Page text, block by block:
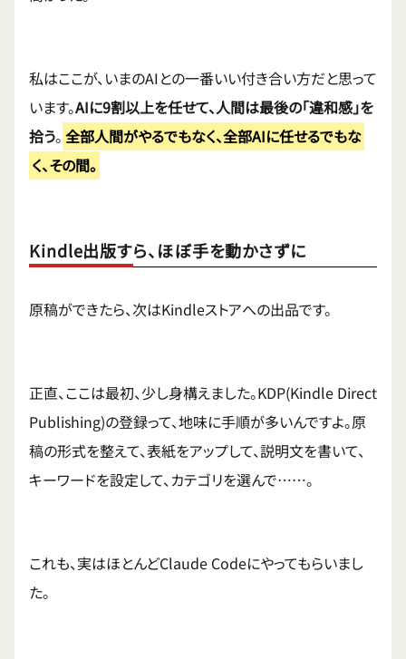
私はここが、いまのAIとの一番いい付き合い方だと思って
います。AIに9割以上を任せて、人間は最後の「違和感」を
拾う。 全部人間がやるでもなく、全部AIに任せるでもな
く、その間。
Kindle出版すら、ほぼ手を動かさずに
原稿ができたら、次はKindleストアへの出品です。
正直、ここは最初、少し身構えました。KDP(Kindle Direct
Publishing)の登録って、地味に手順が多いんですよ。原
稿の形式を整えて、表紙をアップして、説明文を書いて、
キーワードを設定して、カテゴリを選んで……。
これも、実はほとんどClaude Codeにやってもらいまし
た。